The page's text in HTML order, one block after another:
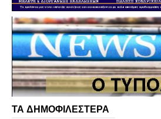
ΤΑ ΔΗΜΟΦΙΛΕΣΤΕΡΑ